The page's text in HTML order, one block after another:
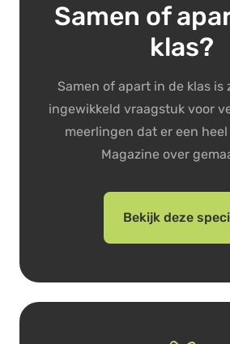
Samen of
klas?
Samen of apart in de klas is
ingewikkeld vraagstuk voor
meerlingen dat er een
Magazine over
Bekijk deze